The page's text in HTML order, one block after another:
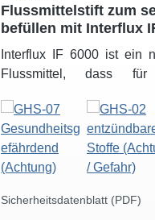
Flussmittelstift zum
befüllen mit Interflux
ROL0 halogenfrei
Interflux IF 6000 ist ein
Flussmittel, dass für
entwickelt wurde.
Einsatzgebiete sind
Nacharbeit,
BGA-Reparatur
Einsatzgebietes
Sicherheitsdatenblatt (PDF)